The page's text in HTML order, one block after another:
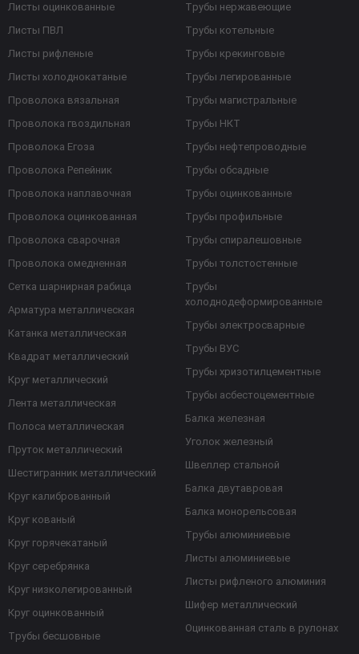
Листы оцинкованные
Листы ПВЛ
Листы рифленые
Листы холоднокатаные
Проволока вязальная
Проволока гвоздильная
Проволока Егоза
Проволока Репейник
Проволока наплавочная
Проволока оцинкованная
Проволока сварочная
Проволока омедненная
Сетка шарнирная рабица
Арматура металлическая
Катанка металлическая
Квадрат металлический
Круг металлический
Лента металлическая
Полоса металлическая
Пруток металлический
Шестигранник металлический
Круг калиброванный
Круг кованый
Круг горячекатаный
Круг серебрянка
Круг низколегированный
Круг оцинкованный
Трубы бесшовные
Трубы нержавеющие
Трубы котельные
Трубы крекинговые
Трубы легированные
Трубы магистральные
Трубы НКТ
Трубы нефтепроводные
Трубы обсадные
Трубы оцинкованные
Трубы профильные
Трубы спиралешовные
Трубы толстостенные
Трубы
холоднодеформированные
Трубы электросварные
Трубы ВУС
Трубы хризотилцементные
Трубы асбестоцементные
Балка железная
Уголок железный
Швеллер стальной
Балка двутавровая
Балка монорельсовая
Трубы алюминиевые
Листы алюминиевые
Листы рифленого алюминия
Шифер металлический
Оцинкованная сталь в рулонах